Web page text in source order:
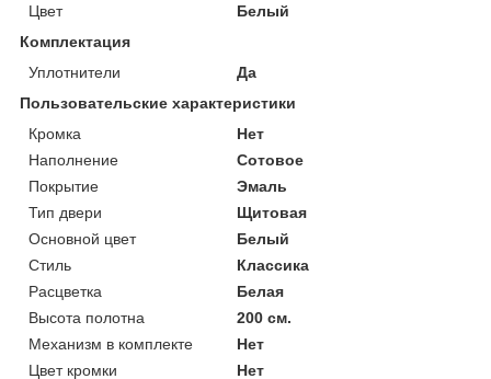
Цвет
Белый
Комплектация
Уплотнители
Да
Пользовательские характеристики
Кромка
Нет
Наполнение
Сотовое
Покрытие
Эмаль
Тип двери
Щитовая
Основной цвет
Белый
Стиль
Классика
Расцветка
Белая
Высота полотна
200 см.
Механизм в комплекте
Нет
Цвет кромки
Нет